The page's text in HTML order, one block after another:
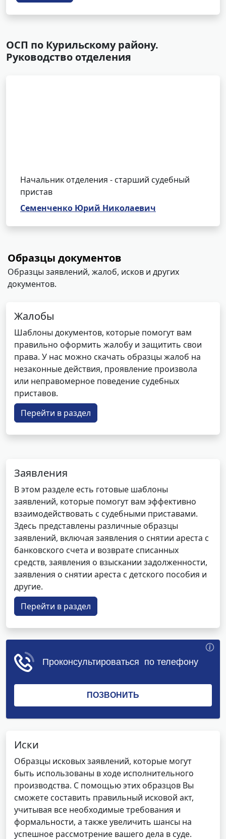
ОСП по Курильскому району.
Руководство отделения
Начальник отделения - старший судебный
пристав
Семенченко Юрий Николаевич
Образцы документов
Образцы заявлений, жалоб, исков и других
документов.
Жалобы
Шаблоны документов, которые помогут вам
правильно оформить жалобу и защитить свои
права. У нас можно скачать образцы жалоб на
незаконные действия, проявление произвола
или неправомерное поведение судебных
приставов.
Перейти в раздел
Заявления
В этом разделе есть готовые шаблоны
заявлений, которые помогут вам эффективно
взаимодействовать с судебными приставами.
Здесь представлены различные образцы
заявлений, включая заявления о снятии ареста с
банковского счета и возврате списанных
средств, заявления о взыскании задолженности,
заявления о снятии ареста с детского пособия и
другие.
Перейти в раздел
Иски
Образцы исковых заявлений, которые могут
быть использованы в ходе исполнительного
производства. С помощью этих образцов Вы
сможете составить правильный исковой акт,
учитывая все необходимые требования и
формальности, а также увеличить шансы на
успешное рассмотрение вашего дела в суде.